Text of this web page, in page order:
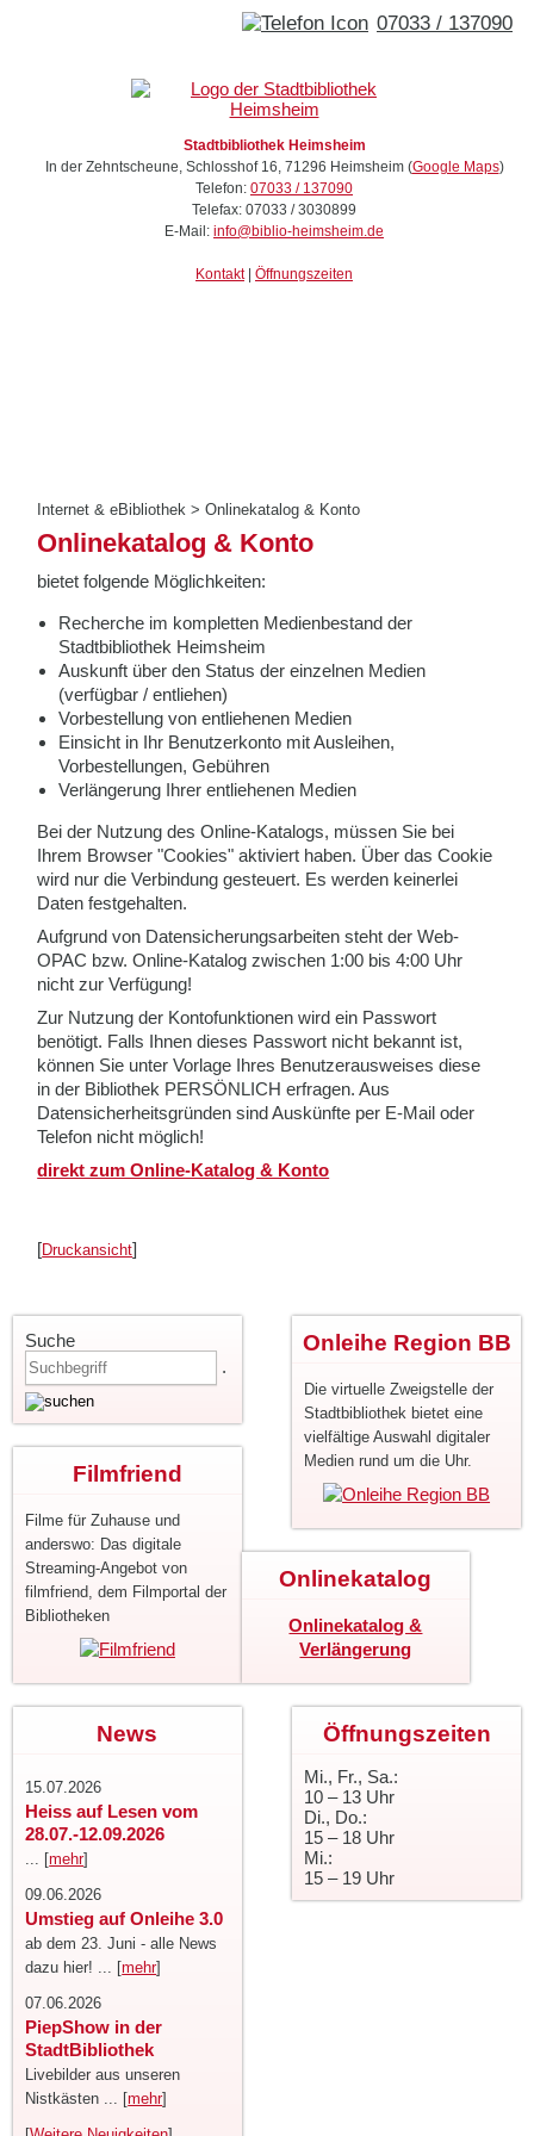
Stadtbibliothek Heimsheim
In der Zehntscheune, Schlosshof 16, 71296 Heimsheim(Google Maps)
Telefon: 07033 / 137090
Telefax: 07033 / 3030899
E-Mail: info@biblio-heimsheim.de
Kontakt| Öffnungszeiten
Internet & eBibliothek >Onlinekatalog & Konto
Onlinekatalog & Konto
bietet folgende Möglichkeiten:
Recherche im kompletten Medienbestand der
Stadtbibliothek Heimsheim
Auskunft über den Status der einzelnen Medien
(verfügbar / entliehen)
Vorbestellung von entliehenen Medien
Einsicht in Ihr Benutzerkonto mit Ausleihen,
Vorbestellungen, Gebühren
Verlängerung Ihrer entliehenen Medien
Bei der Nutzung des Online-Katalogs, müssen Sie bei
Ihrem Browser "Cookies" aktiviert haben. Über das Cookie
wird nur die Verbindung gesteuert. Es werden keinerlei
Daten festgehalten.
Aufgrund von Datensicherungsarbeiten steht der Web-
OPAC bzw. Online-Katalog zwischen 1:00 bis 4:00 Uhr
nicht zur Verfügung!
Zur Nutzung der Kontofunktionen wird ein Passwort
benötigt. Falls Ihnen dieses Passwort nicht bekannt ist,
können Sie unter Vorlage Ihres Benutzerausweises diese
in der Bibliothek PERSÖNLICH erfragen. Aus
Datensicherheitsgründen sind Auskünfte per E-Mail oder
Telefon nicht möglich!
direkt zum Online-Katalog & Konto
[Druckansicht]
Suche
.
Onleihe Region BB
Die virtuelle Zweigstelle der
Stadtbibliothek bietet eine
vielfältige Auswahl digitaler
Medien rund um die Uhr.
Filmfriend
Filme für Zuhause und
anderswo: Das digitale
Streaming-Angebot von
filmfriend, dem Filmportal der
Bibliotheken
Onlinekatalog
Onlinekatalog &
Verlängerung
Öffnungszeiten
Mi., Fr., Sa.:
10 – 13 Uhr
Di., Do.:
15 – 18 Uhr
Mi.:
15 – 19 Uhr
News
15.07.2026
Heiss auf Lesen vom
28.07.-12.09.2026
... [mehr]
09.06.2026
Umstieg auf Onleihe 3.0
ab dem 23. Juni - alle News
dazu hier! ... [mehr]
07.06.2026
PiepShow in der
StadtBibliothek
Livebilder aus unseren
Nistkästen ... [mehr]
07033 / 137090